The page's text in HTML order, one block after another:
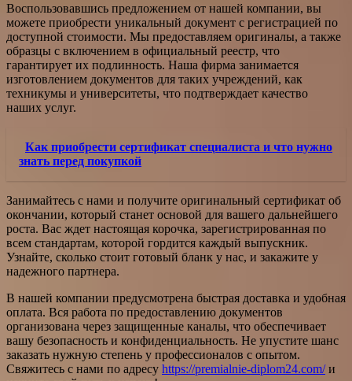
Воспользовавшись предложением от нашей компании, вы
можете приобрести уникальный документ с регистрацией по
доступной стоимости. Мы предоставляем оригиналы, а также
образцы с включением в официальный реестр, что
гарантирует их подлинность. Наша фирма занимается
изготовлением документов для таких учреждений, как
техникумы и университеты, что подтверждает качество
наших услуг.
Как приобрести сертификат специалиста и что нужно
знать перед покупкой
Занимайтесь с нами и получите оригинальный сертификат об
окончании, который станет основой для вашего дальнейшего
роста. Вас ждет настоящая корочка, зарегистрированная по
всем стандартам, которой гордится каждый выпускник.
Узнайте, сколько стоит готовый бланк у нас, и закажите у
надежного партнера.
В нашей компании предусмотрена быстрая доставка и удобная
оплата. Вся работа по предоставлению документов
организована через защищенные каналы, что обеспечивает
вашу безопасность и конфиденциальность. Не упустите шанс
заказать нужную степень у профессионалов с опытом.
Свяжитесь с нами по адресу https://premialnie-diplom24.com/и